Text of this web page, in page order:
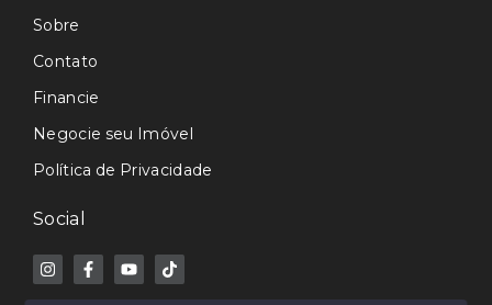
Sobre
Contato
Financie
Negocie seu Imóvel
Política de Privacidade
Social